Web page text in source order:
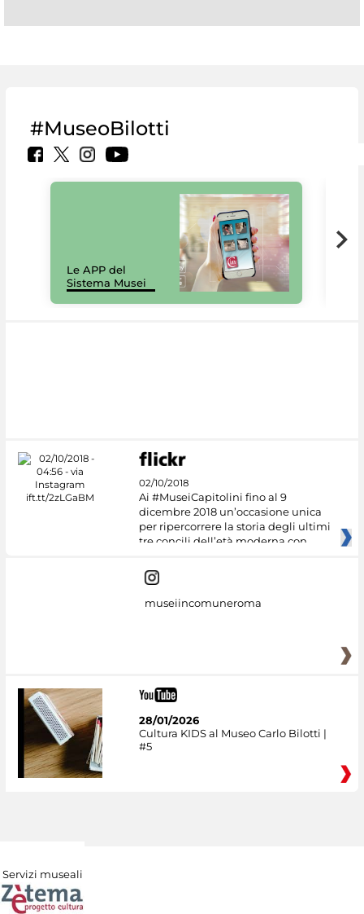
#MuseoBilotti
Le APP del
Sistema Musei
02/10/2018
Ai #MuseiCapitolini fino al 9
dicembre 2018 un’occasione unica
per ripercorrere la storia degli ultimi
tre concili dell’età moderna con
museiincomuneroma
28/01/2026
Cultura KIDS al Museo Carlo Bilotti |
#5
Servizi museali